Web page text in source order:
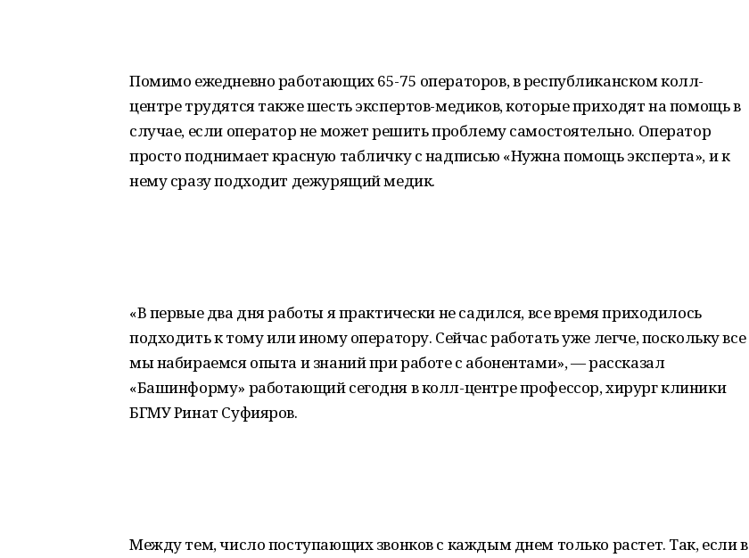
Помимо ежедневно работающих 65-75 операторов, в республиканском колл-
центре трудятся также шесть экспертов-медиков, которые приходят на помощь в
случае, если оператор не может решить проблему самостоятельно. Оператор
просто поднимает красную табличку с надписью «Нужна помощь эксперта», и к
нему сразу подходит дежурящий медик.
«В первые два дня работы я практически не садился, все время приходилось
подходить к тому или иному оператору. Сейчас работать уже легче, поскольку все
мы набираемся опыта и знаний при работе с абонентами», — рассказал
«Башинформу» работающий сегодня в колл-центре профессор, хирург клиники
БГМУ Ринат Суфияров.
Между тем, число поступающих звонков с каждым днем только растет. Так, если в